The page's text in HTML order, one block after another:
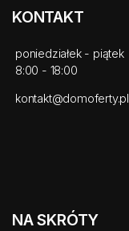
KONTAKT
poniedziałek - piątek
8:00 - 18:00
kontakt@domoferty.pl
NA SKRÓTY